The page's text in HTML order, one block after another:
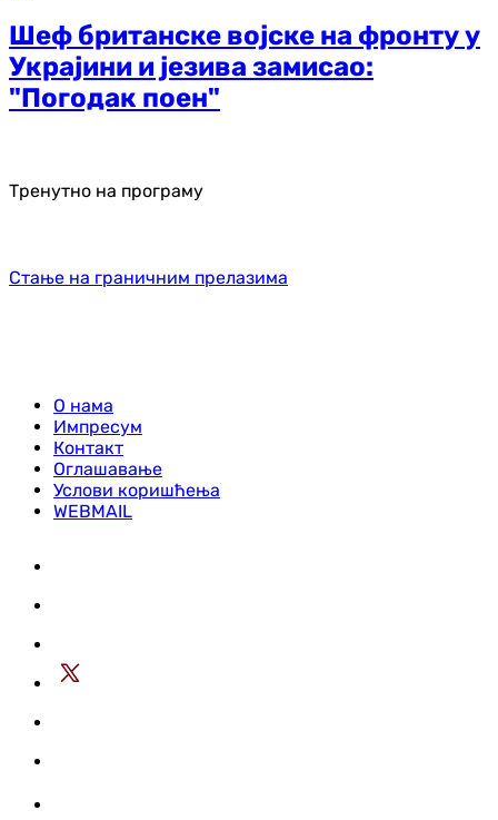
Шеф британске војске на фронту у
Украјини и језива замисао:
"Погодак поен"
Тренутно на програму
Стање на граничним прелазима
О нама
Импресум
Контакт
Оглашавање
Услови коришћења
WEBMAIL